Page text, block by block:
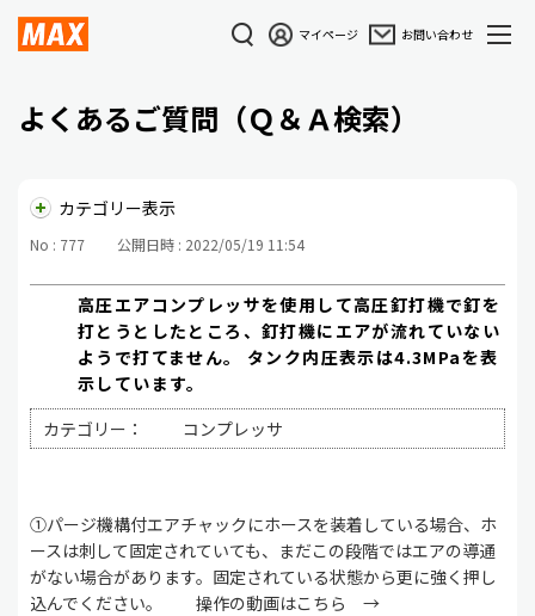
マイページ お問い合わせ
よくあるご質問（Ｑ＆Ａ検索）
カテゴリー表示
No : 777 公開日時 : 2022/05/19 11:54
高圧エアコンプレッサを使用して高圧釘打機で釘を
打とうとしたところ、釘打機にエアが流れていない
ようで打てません。 タンク内圧表示は4.3MPaを表
示しています。
カテゴリー：
コンプレッサ
①パージ機構付エアチャックにホースを装着している場合、ホ
ースは刺して固定されていても、まだこの段階ではエアの導通
がない場合があります。固定されている状態から更に強く押し
込んでください。 操作の動画はこちら →